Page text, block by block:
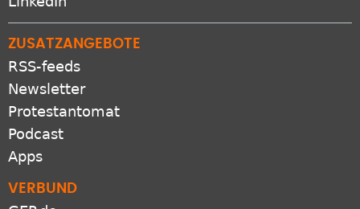
ZUSATZANGEBOTE
RSS-feeds
Newsletter
Protestantomat
Podcast
Apps
VERBUND